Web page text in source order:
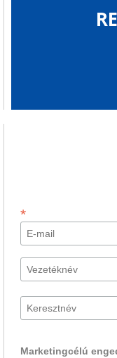
*
Marketingcélú